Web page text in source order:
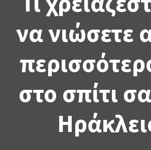
να νιώσετε
στο σπίτι